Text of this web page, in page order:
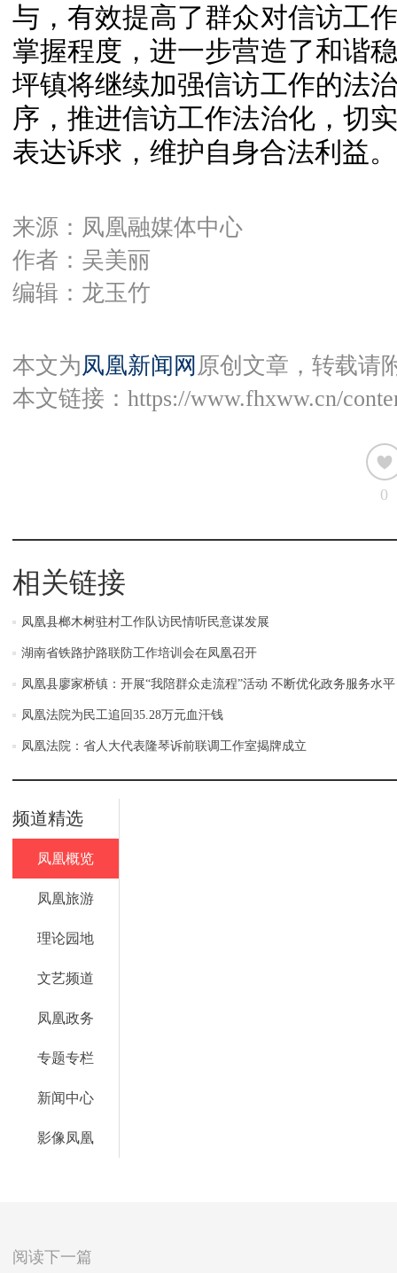
与，有效提高了群众对信访工
掌握程度，进一步营造了和谐
坪镇将继续加强信访工作的法
序，推进信访工作法治化，切
表达诉求，维护自身合法利益。
来源：凤凰融媒体中心
作者：吴美丽
编辑：龙玉竹
本文为凤凰新闻网 原创文章，转载请
本文链接： https://www.fhxww.cn/
0
相关链接
凤凰县榔木树驻村工作队访民情听民意谋发展
湖南省铁路护路联防工作培训会在凤凰召开
凤凰县廖家桥镇：开展“我陪群众走流程”活动 不断优化政务服务水平
凤凰法院为民工追回35.28万元血汗钱
凤凰法院：省人大代表隆琴诉前联调工作室揭牌成立
频道精选
凤凰概览
凤凰旅游
理论园地
文艺频道
凤凰政务
专题专栏
新闻中心
影像凤凰
阅读下一篇